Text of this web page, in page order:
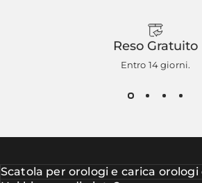
Reso Gratuito
Entro 14 giorni.
Scatola per orologi e carica orologi